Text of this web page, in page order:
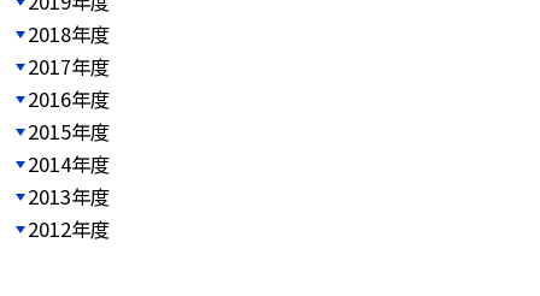
2018年度
2017年度
2016年度
2015年度
2014年度
2013年度
2012年度